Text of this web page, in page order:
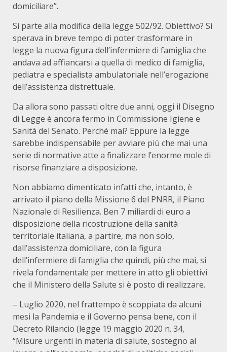
domiciliare”.
Si parte alla modifica della legge 502/92. Obiettivo? Si
sperava in breve tempo di poter trasformare in
legge la nuova figura dell’infermiere di famiglia che
andava ad affiancarsi a quella di medico di famiglia,
pediatra e specialista ambulatoriale nell’erogazione
dell’assistenza distrettuale.
Da allora sono passati oltre due anni, oggi il Disegno
di Legge è ancora fermo in Commissione Igiene e
Sanità del Senato. Perché mai? Eppure la legge
sarebbe indispensabile per avviare più che mai una
serie di normative atte a finalizzare l’enorme mole di
risorse finanziare a disposizione.
Non abbiamo dimenticato infatti che, intanto, è
arrivato il piano della Missione 6 del PNRR, il Piano
Nazionale di Resilienza. Ben 7 miliardi di euro a
disposizione della ricostruzione della sanità
territoriale italiana, a partire, ma non solo,
dall’assistenza domiciliare, con la figura
dell’infermiere di famiglia che quindi, più che mai, si
rivela fondamentale per mettere in atto gli obiettivi
che il Ministero della Salute si è posto di realizzare.
– Luglio 2020, nel frattempo è scoppiata da alcuni
mesi la Pandemia e il Governo pensa bene, con il
Decreto Rilancio (legge 19 maggio 2020 n. 34,
“Misure urgenti in materia di salute, sostegno al